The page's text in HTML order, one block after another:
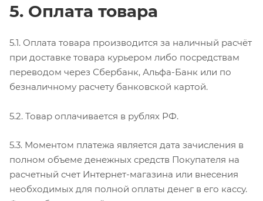
5. Оплата товара
5.1. Оплата товара производится за наличный расчёт
при доставке товара курьером либо посредствам
переводом через Сбербанк, Альфа-Банк или по
безналичному расчету банковской картой.
5.2. Товар оплачивается в рублях РФ.
5.3. Моментом платежа является дата зачисления в
полном объеме денежных средств Покупателя на
расчетный счет Интернет-магазина или внесения
необходимых для полной оплаты денег в его кассу.